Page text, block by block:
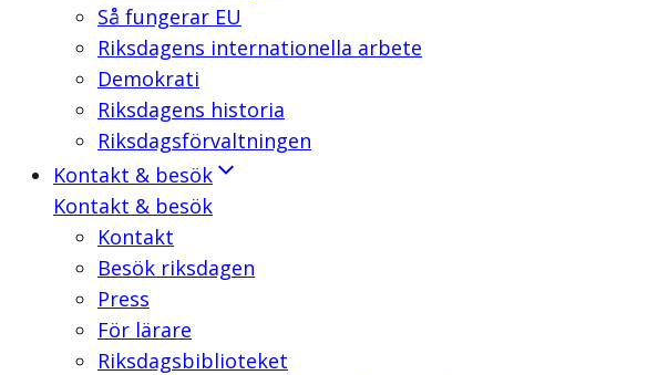
Så fungerar EU
Riksdagens internationella arbete
Demokrati
Riksdagens historia
Riksdagsförvaltningen
Kontakt & besök
Kontakt & besök
Kontakt
Besök riksdagen
Press
För lärare
Riksdagsbiblioteket